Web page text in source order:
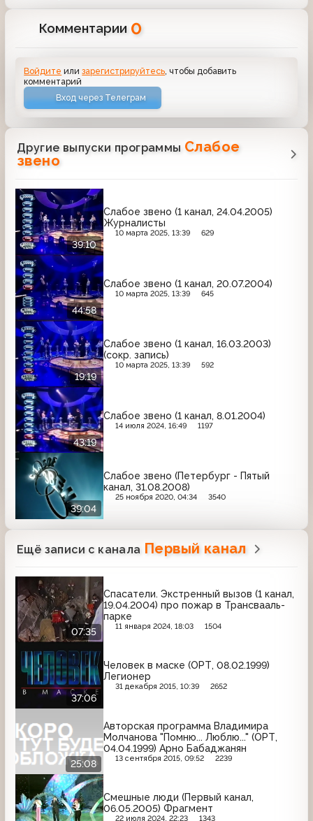
Комментарии 0
Войдите илизарегистрируйтесь, чтобы добавить
комментарий
Вход через Телеграм
Другие выпуски программы Слабое
звено
39:10
Слабое звено (1 канал, 24.04.2005)
Журналисты
10 марта 2025, 13:39 629
44:58
Слабое звено (1 канал, 20.07.2004)
10 марта 2025, 13:39 645
19:19
Слабое звено (1 канал, 16.03.2003)
(сокр. запись)
10 марта 2025, 13:39 592
43:19
Слабое звено (1 канал, 8.01.2004)
14 июля 2024, 16:49 1197
39:04
Слабое звено (Петербург - Пятый
канал, 31.08.2008)
25 ноября 2020, 04:34 3540
Ещё записи с канала Первый канал
07:35
Спасатели. Экстренный вызов (1 канал,
19.04.2004) про пожар в Трансвааль-
парке
11 января 2024, 18:03 1504
37:06
Человек в маске (ОРТ, 08.02.1999)
Легионер
31 декабря 2015, 10:39 2652
25:08
Авторская программа Владимира
Молчанова "Помню... Люблю..." (ОРТ,
04.04.1999) Арно Бабаджанян
13 сентября 2015, 09:52 2239
Смешные люди (Первый канал,
06.05.2005) Фрагмент
22 июля 2024, 22:23 1343